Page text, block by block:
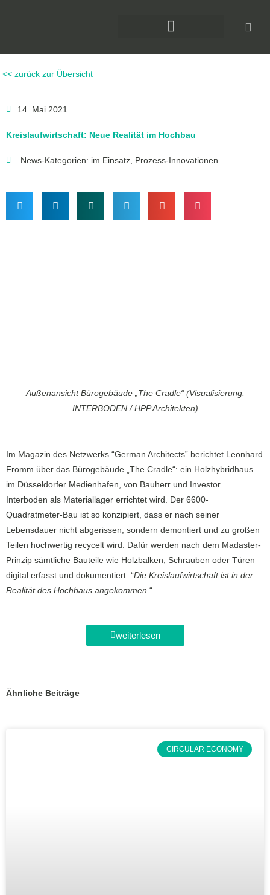
<< zurück zur Übersicht
14. Mai 2021
Kreislaufwirtschaft: Neue Realität im Hochbau
News-Kategorien: im Einsatz Prozess-Innovationen
Außenansicht Bürogebäude „The Cradle“ (Visualisierung:
INTERBODEN / HPP Architekten)
Im Magazin des Netzwerks “German Architects” berichtet Leonhard
Fromm über das Bürogebäude „The Cradle“: ein Holzhybridhaus
im Düsseldorfer Medienhafen, von Bauherr und Investor
Interboden als Materiallager errichtet wird. Der 6600-
Quadratmeter-Bau ist so konzipiert, dass er nach seiner
Lebensdauer nicht abgerissen, sondern demontiert und zu großen
Teilen hochwertig recycelt wird. Dafür werden nach dem Madaster-
Prinzip sämtliche Bauteile wie Holzbalken, Schrauben oder Türen
digital erfasst und dokumentiert. “Die Kreislaufwirtschaft ist in der
Realität des Hochbaus angekommen. “
weiterlesen
Ähnliche Beiträge
CIRCULAR ECONOMY